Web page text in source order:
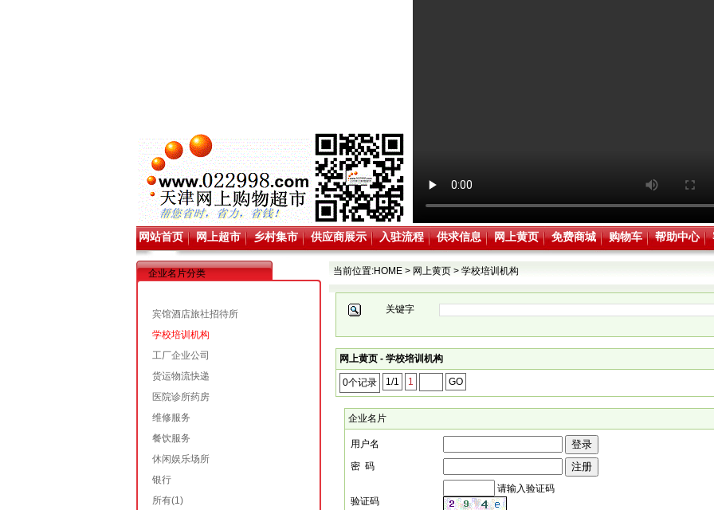
网站首页 网上超市 乡村集市 供应商展示 入驻流程 供求信息 网上黄页 免费商城 购物车 帮助中心
企业名片分类
宾馆酒店旅社招待所
学校培训机构
工厂企业公司
货运物流快递
医院诊所药房
维修服务
餐饮服务
休闲娱乐场所
银行
所有(1)
当前位置:HOME> 网上黄页> 学校培训机构
关键字
网上黄页 - 学校培训机构
0个记录 1/1 1 GO
企业名片
用户名
密 码
验证码
请输入验证码